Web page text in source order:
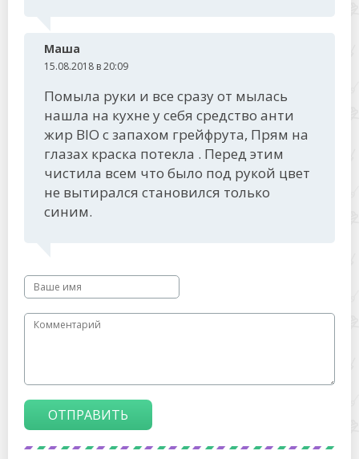
Маша
15.08.2018 в 20:09
Помыла руки и все сразу от мылась
нашла на кухне у себя средство анти
жир BIO с запахом грейфрута, Прям на
глазах краска потекла . Перед этим
чистила всем что было под рукой цвет
не вытирался становился только
синим.
ОТПРАВИТЬ